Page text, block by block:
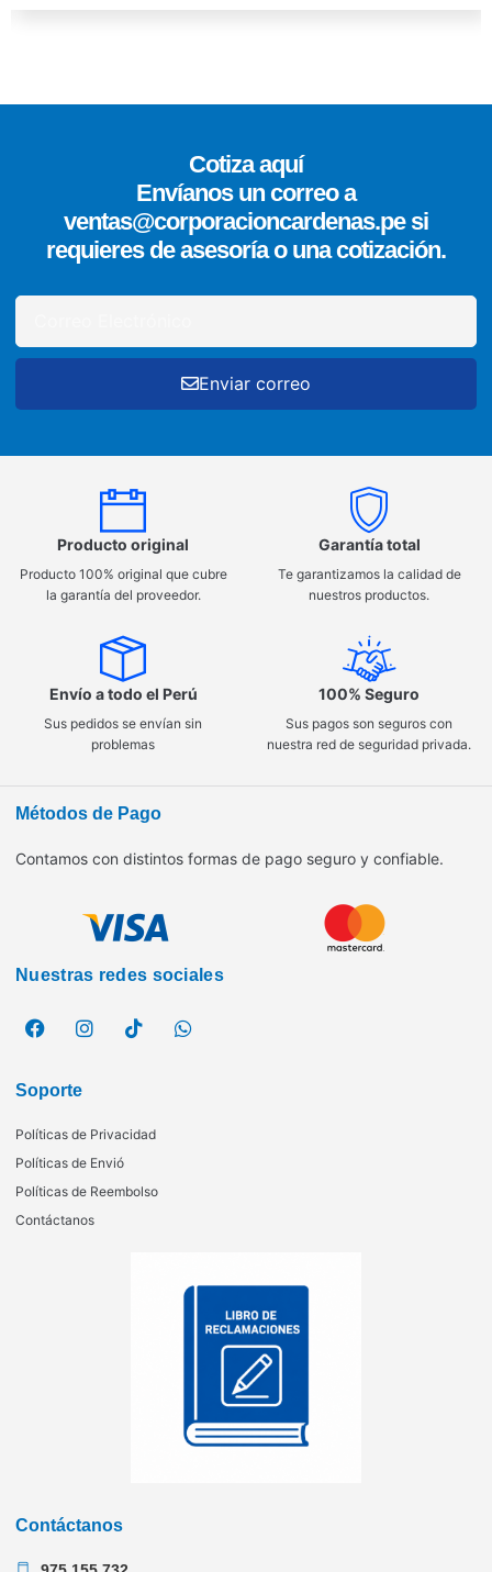
Cotiza aquí
Envíanos un correo a
ventas@corporacioncardenas.pe si
requieres de asesoría o una cotización.
Enviar correo
Producto original
Producto 100% original que cubre
la garantía del proveedor.
Garantía total
Te garantizamos la calidad de
nuestros productos.
Envío a todo el Perú
Sus pedidos se envían sin
problemas
100% Seguro
Sus pagos son seguros con
nuestra red de seguridad privada.
Métodos de Pago
Contamos con distintos formas de pago seguro y confiable.
Nuestras redes sociales
Soporte
Políticas de Privacidad
Políticas de Envió
Políticas de Reembolso
Contáctanos
Contáctanos